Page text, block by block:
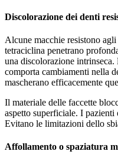
Discolorazione dei denti
Alcune macchie resistono
tetraciclina penetrano
una discolorazione
comporta cambiamenti nella
mascherano efficacemente
Il materiale delle faccette
aspetto superficiale. I
Evitano le limitazioni dello
Affollamento o spaziatura